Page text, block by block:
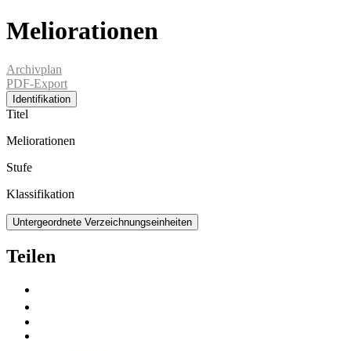
Meliorationen
Archivplan
PDF-Export
Identifikation
Titel
Meliorationen
Stufe
Klassifikation
Untergeordnete Verzeichnungseinheiten
Teilen